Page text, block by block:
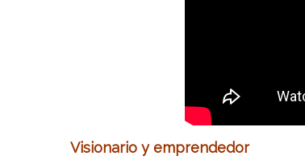
Visionario y emprendedor